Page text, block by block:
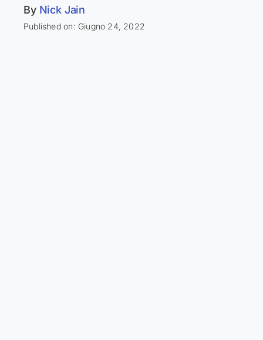
By Nick Jain
Published on: Giugno 24, 2022